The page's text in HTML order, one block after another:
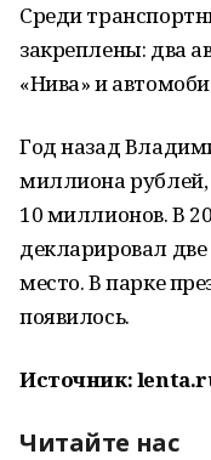
Среди
закреплены: два
«Нива» и
Год назад
миллиона рублей,
10 миллионов. В
декларировал
место. В парке
появилось.
Источник:
Читайте нас